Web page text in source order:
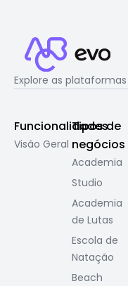
Explore as plataformas
Funcionalidades
Visão Geral
Tipos de
negócios
Academia
Studio
Academia
de Lutas
Escola de
Natação
Beach